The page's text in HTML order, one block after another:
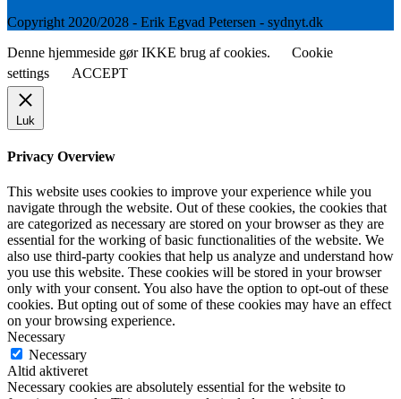
Copyright 2020/2028 - Erik Egvad Petersen - sydnyt.dk
Denne hjemmeside gør IKKE brug af cookies.
Cookie
settings
ACCEPT
Luk
Privacy Overview
This website uses cookies to improve your experience while you
navigate through the website. Out of these cookies, the cookies that
are categorized as necessary are stored on your browser as they are
essential for the working of basic functionalities of the website. We
also use third-party cookies that help us analyze and understand how
you use this website. These cookies will be stored in your browser
only with your consent. You also have the option to opt-out of these
cookies. But opting out of some of these cookies may have an effect
on your browsing experience.
Necessary
Necessary
Altid aktiveret
Necessary cookies are absolutely essential for the website to